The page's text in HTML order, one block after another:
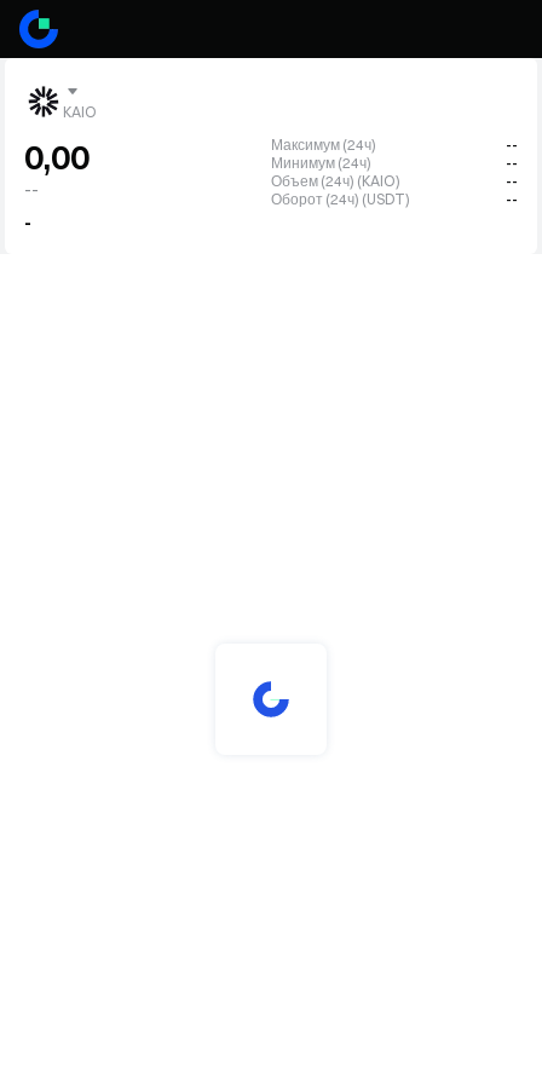
KAIO
0,00
--
-
Максимум (24ч)
--
Минимум (24ч)
--
Объем (24ч) (KAIO)
--
Оборот (24ч) (USDT)
--